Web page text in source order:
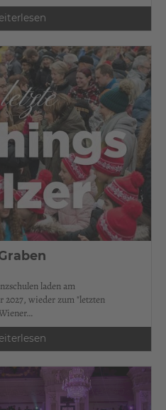
laden am
2027, wieder zum "letzten